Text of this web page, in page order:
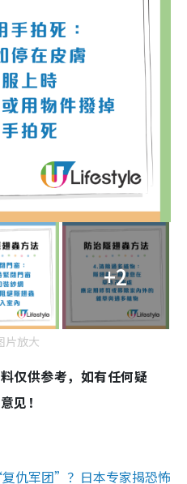
+2
片放大
仅供参考，如有任何疑
见！
仇军团”？日本专家揭恐怖